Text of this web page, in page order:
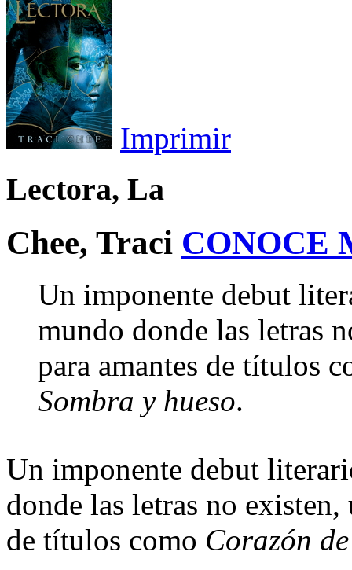
Imprimir
Lectora, La
Chee, Traci CONOCE
Un imponente debut
mundo donde las letras
para amantes de títulos
Sombra y hueso.
Un imponente debut
donde las letras no
de títulos como Corazón